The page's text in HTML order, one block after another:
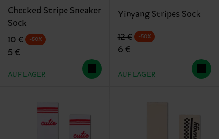
Checked Stripe Sneaker
Sock
Originalpreis
10 €
Reduzierter Preis
5 €
-50%
AUF LAGER
Yinyang Stripes Sock
Originalpreis
12 €
Reduzierter Preis
6 €
-50%
AUF LAGER